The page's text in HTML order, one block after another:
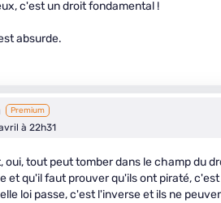
c'est un droit fondamental !
absurde.
Premium
à 22h31
oui, tout peut tomber dans le champ du
et qu'il faut prouver qu'ils ont piraté,
loi passe, c'est l'inverse et ils ne